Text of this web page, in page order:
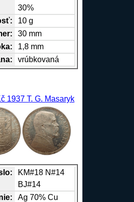
30%
10 g
30 mm
1,8 mm
: vrúbkovaná
1937 T. G. Masaryk
KM#18 N#14
BJ#14
Ag 70%Cu